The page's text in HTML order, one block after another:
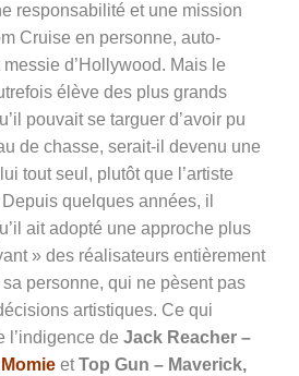
responsabilité et une mission
Cruise en personne, auto-
d’Hollywood. Mais le
élève des plus grands
pouvait se targuer d’avoir pu
de chasse, serait-il devenu une
tout seul, plutôt que l’artiste
Depuis quelques années, il
ait adopté une approche plus
» des réalisateurs entièrement
personne, qui ne pèsent pas
artistiques. Ce qui
l’indigence de Jack Reacher –
Momie etTop Gun – Maverick,